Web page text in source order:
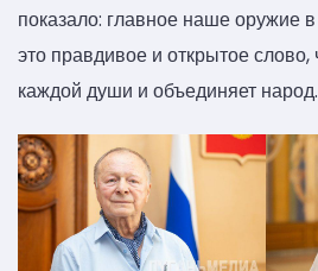
показало: главное наше оружие
это правдивое и открытое слово,
каждой души и объединяет народ.